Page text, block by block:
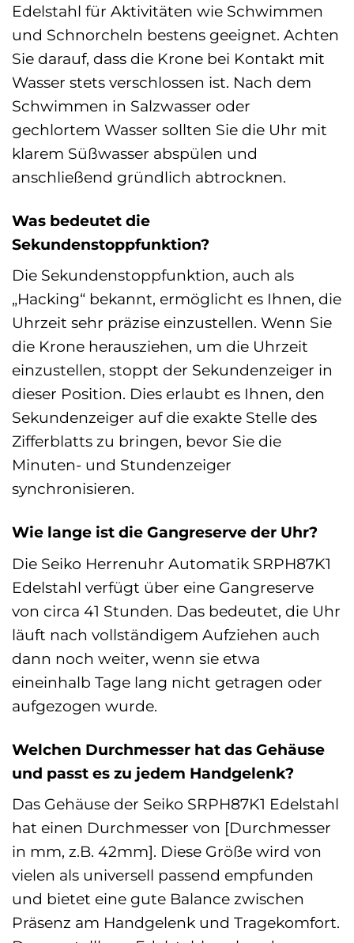
Edelstahl für Aktivitäten wie Schwimmen
und Schnorcheln bestens geeignet. Achten
Sie darauf, dass die Krone bei Kontakt mit
Wasser stets verschlossen ist. Nach dem
Schwimmen in Salzwasser oder
gechlortem Wasser sollten Sie die Uhr mit
klarem Süßwasser abspülen und
anschließend gründlich abtrocknen.
Was bedeutet die
Sekundenstoppfunktion?
Die Sekundenstoppfunktion, auch als
„Hacking“ bekannt, ermöglicht es Ihnen, die
Uhrzeit sehr präzise einzustellen. Wenn Sie
die Krone herausziehen, um die Uhrzeit
einzustellen, stoppt der Sekundenzeiger in
dieser Position. Dies erlaubt es Ihnen, den
Sekundenzeiger auf die exakte Stelle des
Zifferblatts zu bringen, bevor Sie die
Minuten- und Stundenzeiger
synchronisieren.
Wie lange ist die Gangreserve der Uhr?
Die Seiko Herrenuhr Automatik SRPH87K1
Edelstahl verfügt über eine Gangreserve
von circa 41 Stunden. Das bedeutet, die Uhr
läuft nach vollständigem Aufziehen auch
dann noch weiter, wenn sie etwa
eineinhalb Tage lang nicht getragen oder
aufgezogen wurde.
Welchen Durchmesser hat das Gehäuse
und passt es zu jedem Handgelenk?
Das Gehäuse der Seiko SRPH87K1 Edelstahl
hat einen Durchmesser von [Durchmesser
in mm, z.B. 42mm]. Diese Größe wird von
vielen als universell passend empfunden
und bietet eine gute Balance zwischen
Präsenz am Handgelenk und Tragekomfort.